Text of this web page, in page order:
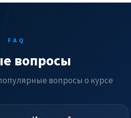
FAQ
вопросы
вопросы о курсе